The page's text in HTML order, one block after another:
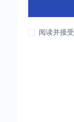
阅读并接受